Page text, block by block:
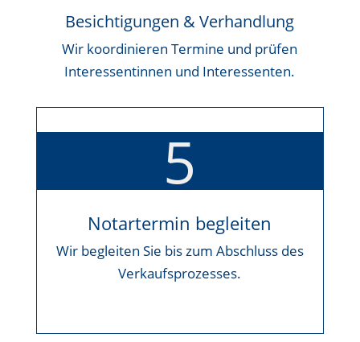
Besichtigungen & Verhandlung
Wir koordinieren Termine und prüfen
Interessentinnen und Interessenten.
5
Notartermin begleiten
Wir begleiten Sie bis zum Abschluss des
Verkaufsprozesses.